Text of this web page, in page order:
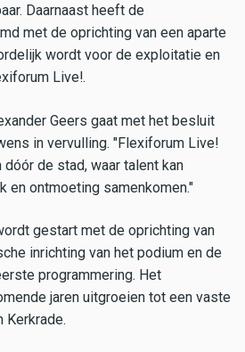
Daarnaast heeft de
met de oprichting van een aparte
wordt voor de exploitatie en
Live!.
Geers gaat met het besluit
in vervulling. "Flexiforum Live!
de stad, waar talent kan
en ontmoeting samenkomen."
gestart met de oprichting van
inrichting van het podium en de
programmering. Het
jaren uitgroeien tot een vaste
Kerkrade.